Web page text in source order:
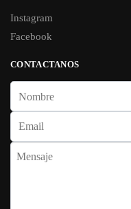
Instagram
Facebook
CONTACTANOS